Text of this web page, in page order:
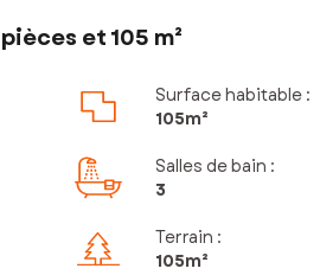
et 105 m²
Surface habitable :
105m²
Salles de bain :
3
Terrain :
105m²